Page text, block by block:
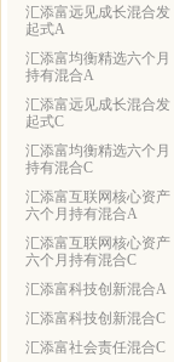
汇添富远见成长混合发
起式A
汇添富均衡精选六个月
持有混合A
汇添富远见成长混合发
起式C
汇添富均衡精选六个月
持有混合C
汇添富互联网核心资产
六个月持有混合A
汇添富互联网核心资产
六个月持有混合C
汇添富科技创新混合A
汇添富科技创新混合C
汇添富社会责任混合C